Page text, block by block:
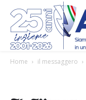
Home il messaggero